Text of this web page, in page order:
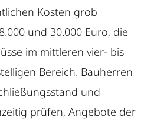
Kosten grob
und 30.000 Euro, die
im mittleren vier- bis
Bereich. Bauherren
und
prüfen, Angebote der